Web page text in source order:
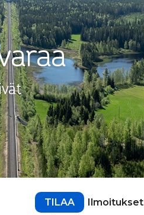
TILAA Ilmoitukset